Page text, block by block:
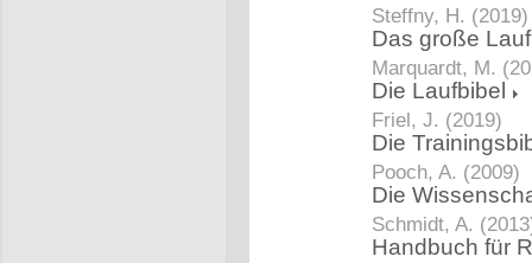
Steffny, H. (2019)
Das große
Marquardt, M.
Die Laufbibel
Friel, J. (2019)
Die
Pooch, A. (2009)
Die
Schmidt, A.
Handbuch für